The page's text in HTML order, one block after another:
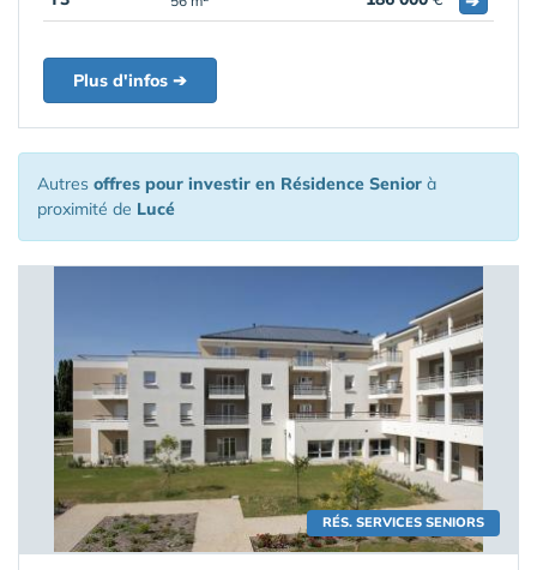
Plus d'infos ➔
Autres offres pour investir en Résidence Senior à
proximité de Lucé
RÉS. SERVICES SENIORS